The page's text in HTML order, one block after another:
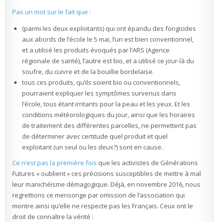
Pas un mot sur le fait que :
(parmi les deux exploitants) qui ont épandu des fongicides
aux abords de l’école le 5 mai, l’un est bien conventionnel,
et a utilisé les produits évoqués par l’ARS (Agence
régionale de santé), l’autre est bio, et a utilisé ce jour-là du
soufre, du cuivre et de la bouillie bordelaise.
tous ces produits, qu’ils soient bio ou conventionnels,
pourraient expliquer les symptômes survenus dans
l’école, tous étant irritants pour la peau et les yeux. Et les
conditions météorologiques du jour, ainsi que les horaires
de traitement des différentes parcelles, ne permettent pas
de déterminer avec certitude quel produit et quel
exploitant (un seul ou les deux?) sont en cause.
Ce n’est pas la première fois que les activistes de Générations
Futures « oublient » ces précisions susceptibles de mettre à mal
leur manichéisme démagogique. Déjà, en novembre 2016, nous
regrettions ce mensonge par omission de l’association qui
montre ainsi qu’elle ne respecte pas les Français. Ceux ont le
droit de connaître la vérité :